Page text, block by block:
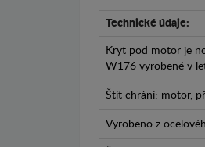
Technické údaje:
Kryt pod motor je
W176 vyrobené v
Štít chrání: motor,
Vyrobeno z